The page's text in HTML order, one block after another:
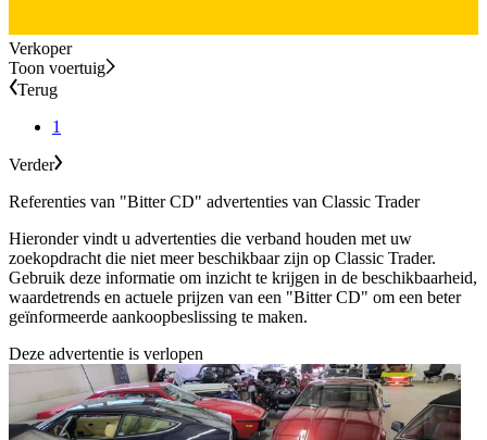
Verkoper
Toon voertuig
Terug
1
Verder
Referenties van "Bitter CD" advertenties van Classic Trader
Hieronder vindt u advertenties die verband houden met uw
zoekopdracht die niet meer beschikbaar zijn op Classic Trader.
Gebruik deze informatie om inzicht te krijgen in de beschikbaarheid,
waardetrends en actuele prijzen van een "Bitter CD" om een beter
geïnformeerde aankoopbeslissing te maken.
Deze advertentie is verlopen